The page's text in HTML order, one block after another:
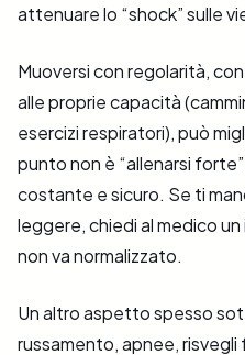
attenuare lo “shock” sulle
Muoversi con regolarità,
alle proprie capacità
esercizi respiratori), può
punto non è “allenarsi
costante e sicuro. Se ti
leggere, chiedi al medico
non va normalizzato.
Un altro aspetto spesso
russamento, apnee,